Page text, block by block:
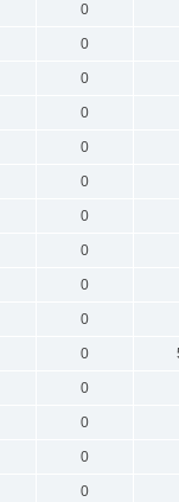
0
0
0
0
0
0
0
0
0
0
0
0
0
0
0